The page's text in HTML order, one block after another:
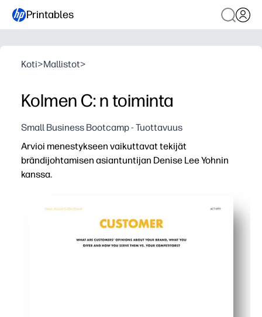
Printables
Koti>Mallistot>
Kolmen C: n toiminta
Small Business Bootcamp - Tuottavuus
Arvioi menestykseen vaikuttavat tekijät
brändijohtamisen asiantuntijan Denise Lee Yohnin
kanssa.